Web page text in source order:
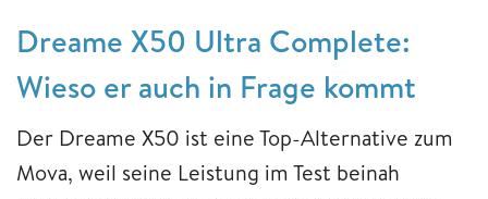
Dreame X50 Ultra Complete:
Wieso er auch in Frage kommt
Der Dreame X50 ist eine Top-Alternative zum
Mova, weil seine Leistung im Test beinah